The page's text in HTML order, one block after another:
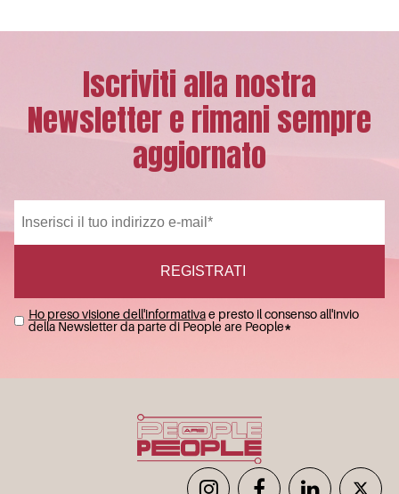
Iscriviti alla nostra
Newsletter e rimani sempre
aggiornato
Ho preso visione dell'informativae presto il consenso all'invio
della Newsletter da parte di People are People*